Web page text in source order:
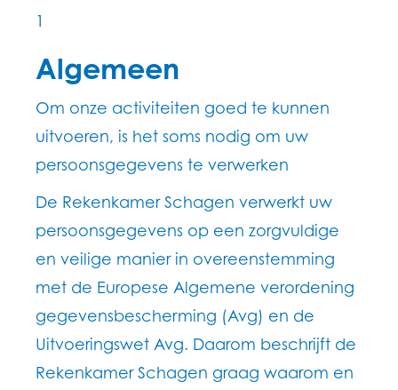
1
Algemeen
Om onze activiteiten goed te kunnen
uitvoeren, is het soms nodig om uw
persoonsgegevens te verwerken
De Rekenkamer Schagen verwerkt uw
persoonsgegevens op een zorgvuldige
en veilige manier in overeenstemming
met de Europese Algemene verordening
gegevensbescherming (Avg) en de
Uitvoeringswet Avg. Daarom beschrijft de
Rekenkamer Schagen graag waarom en